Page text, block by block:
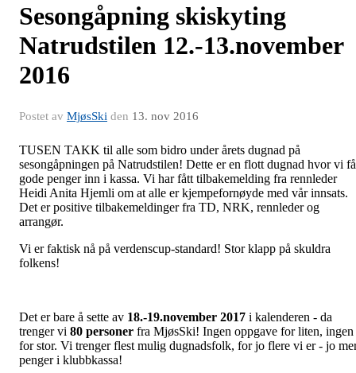
Sesongåpning skiskyting
Natrudstilen 12.-13.november
2016
Postet av MjøsSki den 13. nov 2016
TUSEN TAKK til alle som bidro under årets dugnad på
sesongåpningen på Natrudstilen! Dette er en flott dugnad hvor vi
gode penger inn i kassa. Vi har fått tilbakemelding fra rennleder
Heidi Anita Hjemli om at alle er kjempefornøyde med vår innsats.
Det er positive tilbakemeldinger fra TD, NRK, rennleder og
arrangør.
Vi er faktisk nå på verdenscup-standard! Stor klapp på skuldra
folkens!
Det er bare å sette av 18.-19.november 2017 i kalenderen - da
trenger vi 80 personer fra MjøsSki! Ingen oppgave for liten, ingen
for stor. Vi trenger flest mulig dugnadsfolk, for jo flere vi er - jo
penger i klubbkassa!